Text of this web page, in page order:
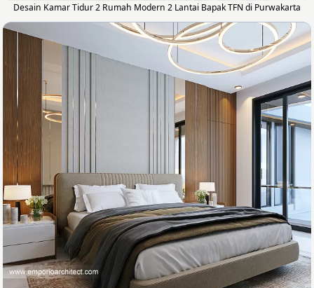
Desain Kamar Tidur 2 Rumah Modern 2 Lantai Bapak TFN di Purwakarta